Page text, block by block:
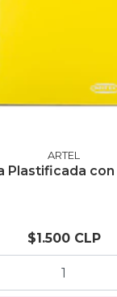
ARTEL
Plastificada con
$1.500 CLP